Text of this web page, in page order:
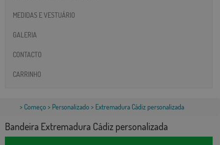
MEDIDAS E VESTUÁRIO
GALERIA
CONTACTO
CARRINHO
> Começo > Personalizado > Extremadura Cádiz personalizada
Bandeira Extremadura Cádiz personalizada